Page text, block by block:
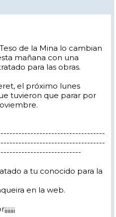
de la Mina lo cambian
mañana con una
para las obras.
el próximo lunes
tuvieron que parar por
a tu conocido para la
en la web.